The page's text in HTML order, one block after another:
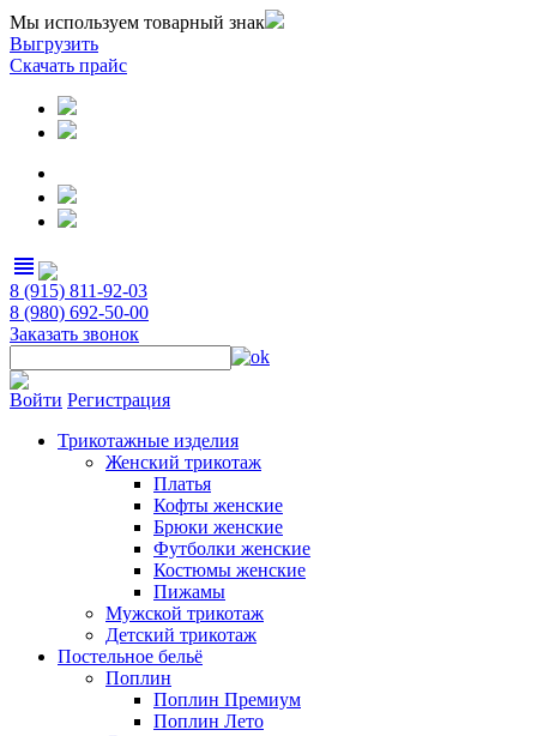
Мы используем товарный знак
Выгрузить
Скачать прайс
view_headline
8 (915) 811-92-03
8 (980) 692-50-00
Заказать звонок
Войти Регистрация
Трикотажные изделия
Женский трикотаж
Платья
Кофты женские
Брюки женские
Футболки женские
Костюмы женские
Пижамы
Мужской трикотаж
Детский трикотаж
Постельное бельё
Поплин
Поплин Премиум
Поплин Лето